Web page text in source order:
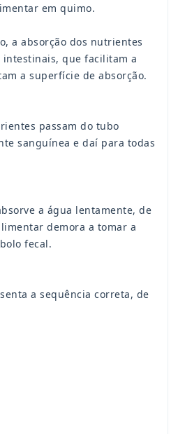
em quimo.
a absorção dos nutrientes
que facilitam a
a superfície de absorção.
passam do tubo
sanguínea e daí para todas
a água lentamente, de
demora a tomar a
fecal.
a sequência correta, de